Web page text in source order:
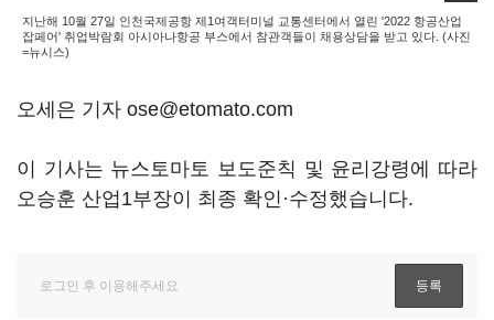
지난해 10월 27일 인천국제공항 제1여객터미널 교통센터에서 열린 '2022 항공산업
잡페어' 취업박람회 아시아나항공 부스에서 참관객들이 채용상담을 받고 있다. (사진
=뉴시스)
오세은 기자 ose@etomato.com
이 기사는 뉴스토마토 보도준칙 및 윤리강령에 따라
오승훈 산업1부장이 최종 확인·수정했습니다.